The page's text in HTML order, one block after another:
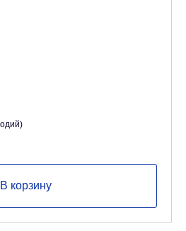
В корзину